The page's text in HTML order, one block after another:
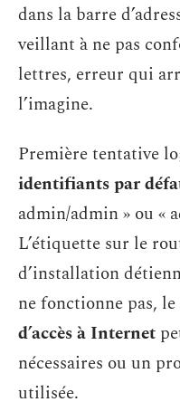
dans la barre
veillant à ne pas
lettres, erreur qui
l’imagine.
Première tentative
identifiants par
admin/admin » ou «
L’étiquette sur le
d’installation
ne fonctionne pas,
d’accès à Internet
nécessaires ou un
utilisée.